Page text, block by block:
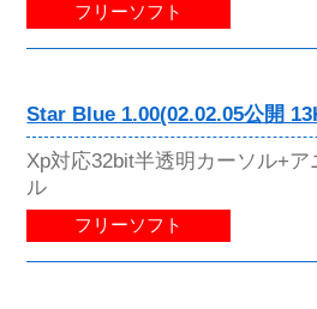
フリーソフト
Star Blue 1.00(02.02.05公開
Xp対応32bit半透明カーソル+
ル
フリーソフト